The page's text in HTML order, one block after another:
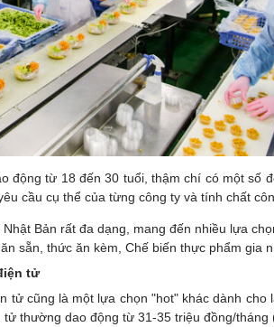
động từ 18 đến 30 tuổi, thậm chí có một số
cầu cụ thể của từng công ty và tính chất
Bản rất đa dạng, mang đến nhiều lựa
sẵn, thức ăn kèm, Chế biến thực phẩm gia
tử
tử cũng là một lựa chọn "hot" khác dành
thường dao động từ 31-35 triệu đồng/tháng